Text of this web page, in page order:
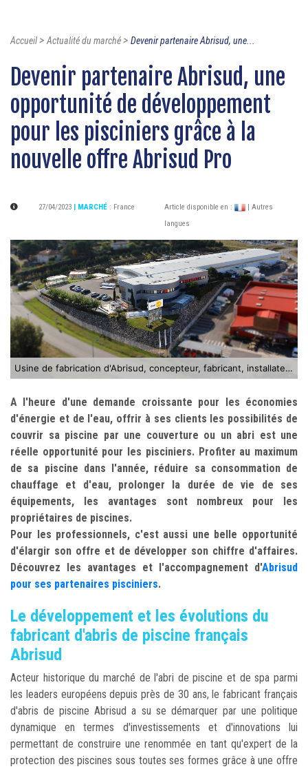
Accueil>Actualité du marché> Devenir partenaire Abrisud, une...
Devenir partenaire Abrisud, une
opportunité de développement
pour les pisciniers grâce à la
nouvelle offre Abrisud Pro
27/04/2023 | MARCHÉ : France Article disponible en :
| Autres
langues
Usine de fabrication d'Abrisud, concepteur, fabricant, installateur d’abris piscine
A l'heure d'une demande croissante pour les économies
d'énergie et de l'eau, offrir à ses clients les possibilités de
couvrir sa piscine par une couverture ou un abri est une
réelle opportunité pour les pisciniers. Profiter au maximum
de sa piscine dans l'année, réduire sa consommation de
chauffage et d'eau, prolonger la durée de vie de ses
équipements, les avantages sont nombreux pour les
propriétaires de piscines.
Pour les professionnels, c'est aussi une belle opportunité
d'élargir son offre et de développer son chiffre d'affaires.
Découvrez les avantages et l'accompagnement d'Abrisud
pour ses partenaires pisciniers.
Le développement et les évolutions du
fabricant d'abris de piscine français
Abrisud
Acteur historique du marché de l'abri de piscine et de spa parmi
les leaders européens depuis près de 30 ans, le fabricant français
d'abris de piscine Abrisud a su se démarquer par une politique
dynamique en termes d'investissements et d'innovations lui
permettant de construire une renommée en tant qu'expert de la
protection des piscines sous toutes ses formes grâce à une offre